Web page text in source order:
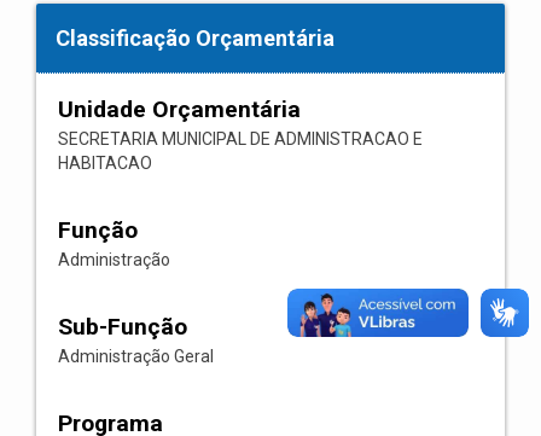
Classificação Orçamentária
Unidade Orçamentária
SECRETARIA MUNICIPAL DE ADMINISTRACAO E
HABITACAO
Função
Administração
Sub-Função
Administração Geral
Programa